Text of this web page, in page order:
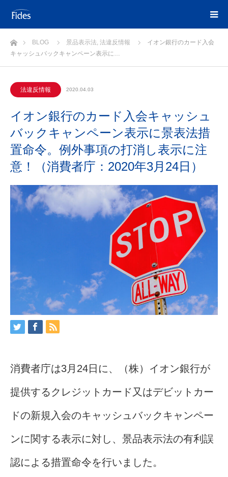
ホームBLOG 景品表示法, 法違反情報
イオン銀行のカード入会
キャッシュバックキャンペーン表示に…
法違反情報 2020.04.03
イオン銀行のカード入会キャッシュ
バックキャンペーン表示に景表法措
置命令。例外事項の打消し表示に注
意！（消費者庁：2020年3月24日）
消費者庁は3月24日に、（株）イオン銀行が
提供するクレジットカード又はデビットカー
ドの新規入会のキャッシュバックキャンペー
ンに関する表示に対し、景品表示法の有利誤
認による措置命令を行いました。